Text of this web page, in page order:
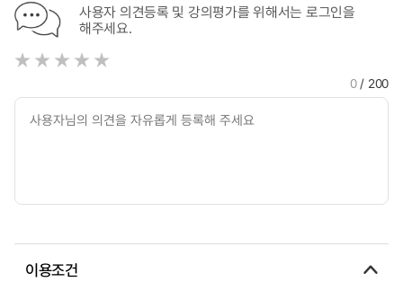
사용자 의견등록 및 강의평가를 위해서는 로그인을
해주세요.
0/ 200
이용조건